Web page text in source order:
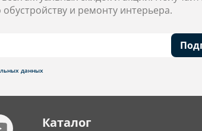
и ремонту интерьера.
данных
Каталог